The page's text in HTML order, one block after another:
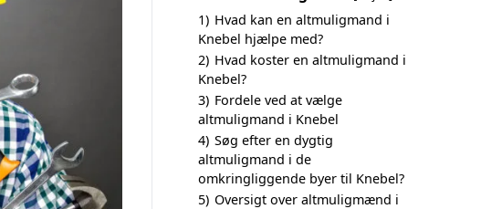
1) Hvad kan en altmuligmand i
Knebel hjælpe med?
2) Hvad koster en altmuligmand i
Knebel?
3) Fordele ved at vælge
altmuligmand i Knebel
4) Søg efter en dygtig
altmuligmand i de
omkringliggende byer til Knebel?
5) Oversigt over altmuligmænd i